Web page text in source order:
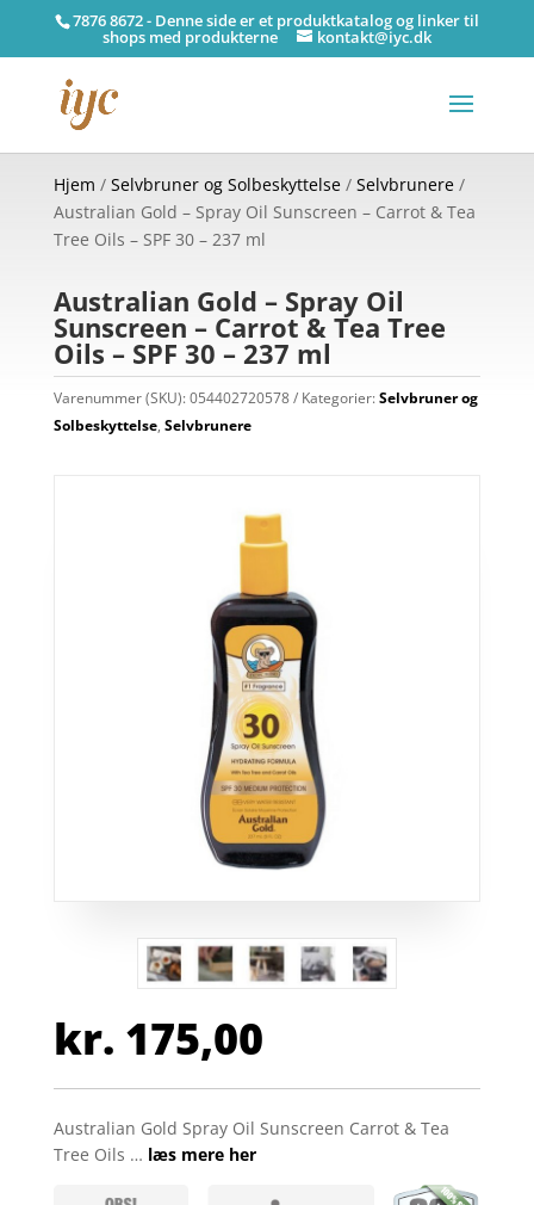
7876 8672 - Denne side er et produktkatalog og linker til
shops med produkterne kontakt@iyc.dk
Hjem / Selvbruner og Solbeskyttelse/ Selvbrunere/
Australian Gold – Spray Oil Sunscreen – Carrot & Tea
Tree Oils – SPF 30 – 237 ml
Australian Gold – Spray Oil
Sunscreen – Carrot & Tea Tree
Oils – SPF 30 – 237 ml
Varenummer (SKU):054402720578 Kategorier:Selvbruner og
Solbeskyttelse, Selvbrunere
kr. 175,00
Australian Gold Spray Oil Sunscreen Carrot & Tea
Tree Oils … læs mere her